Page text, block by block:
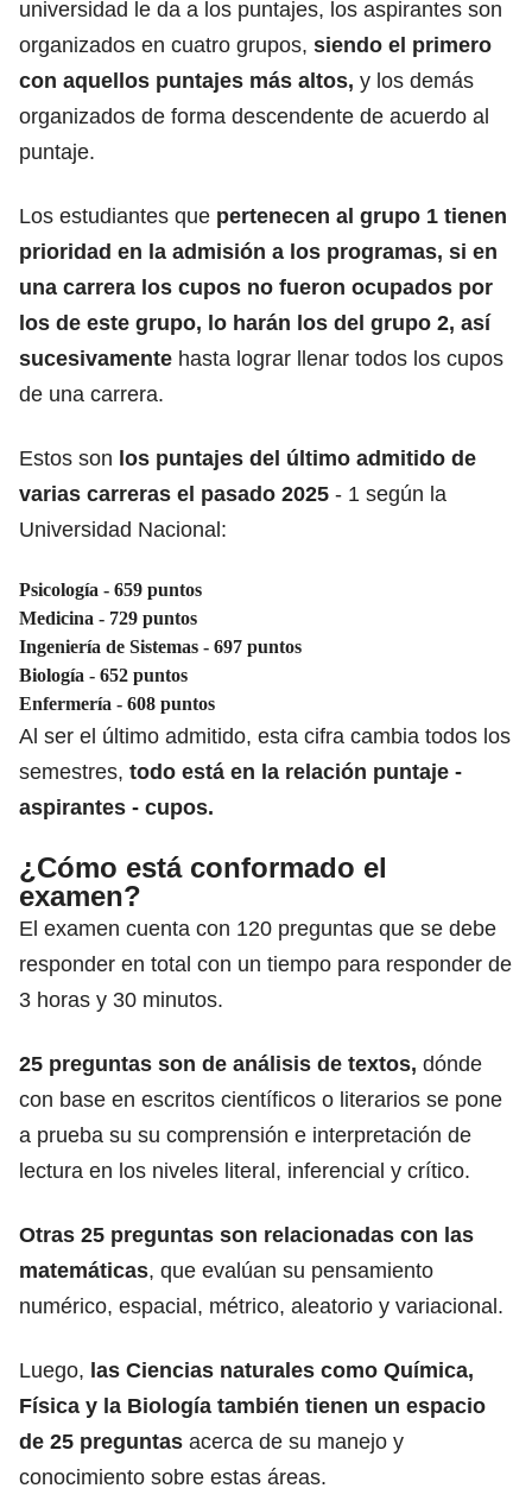
universidad le da a los puntajes, los aspirantes son
organizados en cuatro grupos, siendo el primero
con aquellos puntajes más altos, y los demás
organizados de forma descendente de acuerdo al
puntaje.
Los estudiantes que pertenecen al grupo 1 tienen
prioridad en la admisión a los programas, si en
una carrera los cupos no fueron ocupados por
los de este grupo, lo harán los del grupo 2, así
sucesivamente hasta lograr llenar todos los cupos
de una carrera.
Estos son los puntajes del último admitido de
varias carreras el pasado 2025 - 1 según la
Universidad Nacional:
Psicología - 659 puntos
Medicina - 729 puntos
Ingeniería de Sistemas - 697 puntos
Biología - 652 puntos
Enfermería - 608 puntos
Al ser el último admitido, esta cifra cambia todos los
semestres, todo está en la relación puntaje -
aspirantes - cupos.
¿Cómo está conformado el
examen?
El examen cuenta con 120 preguntas que se debe
responder en total con un tiempo para responder de
3 horas y 30 minutos.
25 preguntas son de análisis de textos, dónde
con base en escritos científicos o literarios se pone
a prueba su su comprensión e interpretación de
lectura en los niveles literal, inferencial y crítico.
Otras 25 preguntas son relacionadas con las
matemáticas, que evalúan su pensamiento
numérico, espacial, métrico, aleatorio y variacional.
Luego, las Ciencias naturales como Química,
Física y la Biología también tienen un espacio
de 25 preguntas acerca de su manejo y
conocimiento sobre estas áreas.